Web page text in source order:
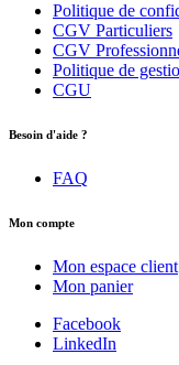
Politique de
CGV Particuliers
CGV
Politique de
CGU
Besoin d'aide ?
FAQ
Mon compte
Mon espace client
Mon panier
Facebook
LinkedIn